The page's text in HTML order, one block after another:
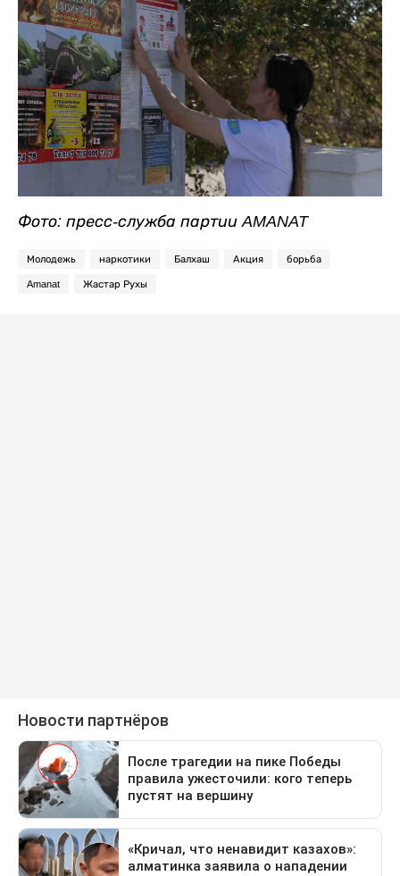
Фото: пресс-служба партии AMANAT
Молодежь наркотики Балхаш Акция борьба
Amanat Жастар Рухы